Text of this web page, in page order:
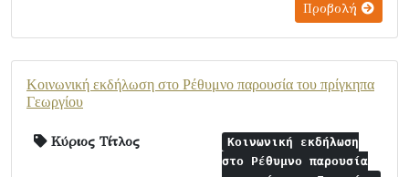
Προβολή
Κοινωνική εκδήλωση στο Ρέθυμνο παρουσία του πρίγκηπα
Γεωργίου
Κύριος Τίτλος
Κοινωνική εκδήλωση
στο Ρέθυμνο παρουσία